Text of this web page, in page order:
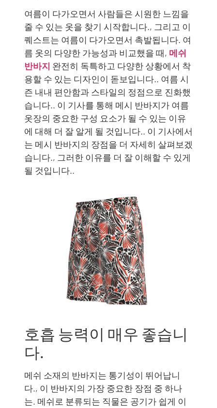
여름이 다가오면서 사람들은 시원한 느낌을
줄 수 있는 옷을 찾기 시작합니다., 그리고 이
퀘스트는 여름이 다가오면서 촉발됩니다. 여
름 옷의 다양한 가능성과 비교했을 때, 메쉬
반바지 완전히 독특하고 다양한 상황에서 착
용할 수 있는 디자인이 돋보입니다.. 여름 시
즌 내내 편안함과 스타일의 정점으로 진화했
습니다.. 이 기사를 통해 메시 반바지가 여름
옷장의 중요한 구성 요소가 될 수 있는 이유
에 대해 더 잘 알게 될 것입니다.. 이 기사에서
는 메시 반바지의 장점을 더 자세히 살펴보겠
습니다., 그러한 이유를 더 잘 이해할 수 있게
될 것입니다..
호흡 능력이 매우 좋습니
다.
메쉬 소재의 반바지는 통기성이 뛰어납니
다., 이 반바지의 가장 중요한 장점 중 하나
는. 메쉬로 분류되는 직물은 공기가 쉽게 이